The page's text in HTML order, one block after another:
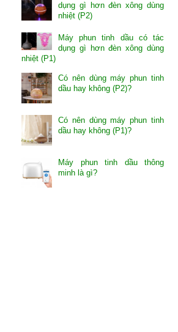
dụng gì hơn đèn xông dùng
nhiệt (P2)
Máy phun tinh dầu có tác
dụng gì hơn đèn xông dùng
nhiệt (P1)
Có nên dùng máy phun tinh
dầu hay không (P2)?
Có nên dùng máy phun tinh
dầu hay không (P1)?
Máy phun tinh dầu thông
minh là gì?